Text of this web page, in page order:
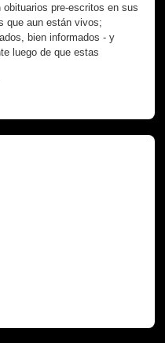
pre-escritos en sus
que aun están vivos;
bien informados - y
luego de que estas